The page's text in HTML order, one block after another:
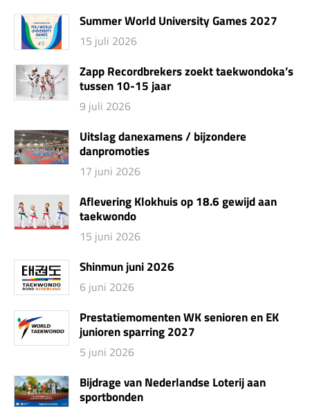
Summer World University Games 2027
15 juli 2026
Zapp Recordbrekers zoekt taekwondoka’s
tussen 10-15 jaar
9 juli 2026
Uitslag danexamens / bijzondere
danpromoties
17 juni 2026
Aflevering Klokhuis op 18.6 gewijd aan
taekwondo
15 juni 2026
Shinmun juni 2026
6 juni 2026
Prestatiemomenten WK senioren en EK
junioren sparring 2027
5 juni 2026
Bijdrage van Nederlandse Loterij aan
sportbonden